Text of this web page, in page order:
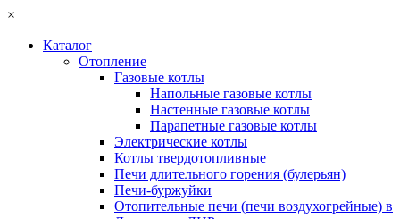
×
Каталог
Отопление
Газовые котлы
Напольные газовые котлы
Настенные газовые котлы
Парапетные газовые котлы
Электрические котлы
Котлы твердотопливные
Печи длительного горения (булерьян)
Печи-буржуйки
Отопительные печи (печи воздухогрейные) в